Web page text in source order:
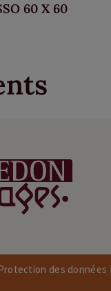
60 X 60
des données